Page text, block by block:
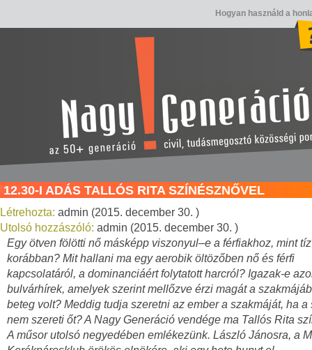
Hogyan használd a
12.30-I ADÁS TALLÓS RITA SZÍNÉSZNŐVEL
Létrehozta: admin (2015. december 30. )
Utolsó hozzászóló: admin (2015. december 30. )
Egy ötven fölötti nő másképp viszonyul–e a férfiakhoz, mint
korábban? Mit hallani ma egy aerobik öltözőben nő és férfi
kapcsolatáról, a dominanciáért folytatott harcról? Igazak-e
bulvárhírek, amelyek szerint mellőzve érzi magát a
beteg volt? Meddig tudja szeretni az ember a szakmáját, ha a
nem szereti őt? A Nagy Generáció vendége ma Tallós Rita
A műsor utolsó negyedében emlékezünk. László Jánosra, a